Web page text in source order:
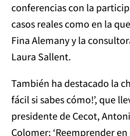
conferencias con la
casos reales como en la
Fina Alemany y la
Laura Sallent.
También ha destacado la
fácil si sabes cómo!’, que
presidente de Cecot,
Colomer; ‘Reemprender en